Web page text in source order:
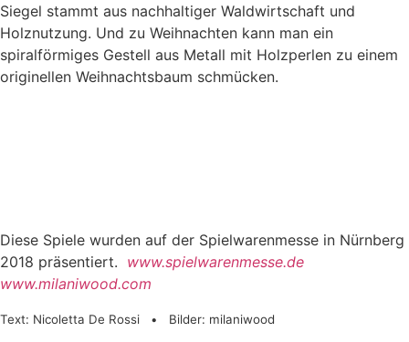
Siegel stammt aus nachhaltiger Waldwirtschaft und
Holznutzung. Und zu Weihnachten kann man ein
spiralförmiges Gestell aus Metall mit Holzperlen zu einem
originellen Weihnachtsbaum schmücken.
Diese Spiele wurden auf der Spielwarenmesse in Nürnberg
2018 präsentiert. www.spielwarenmesse.de
www.milaniwood.com
Text: Nicoletta De Rossi • Bilder: milaniwood